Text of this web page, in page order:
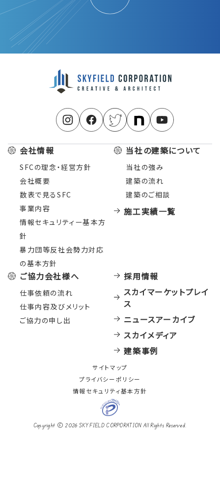
会社情報
SFCの理念・経営方針
会社概要
数表で見るSFC
事業内容
情報セキュリティー基本方
針
暴力団等反社会勢力対応
の基本方針
当社の建築について
当社の強み
建築の流れ
建築のご相談
施工実績一覧
ご協力会社様へ
仕事依頼の流れ
仕事内容及びメリット
ご協力の申し出
採用情報
スカイマーケットプレイ
ス
ニュースアーカイブ
スカイメディア
建築事例
サイトマップ
プライバシーポリシー
情報セキュリティ基本方針
Copyright © 2026 SKY FIELD CORPORATION All Rights Reserved.